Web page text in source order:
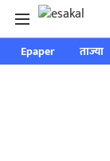
Epaper ताज्या